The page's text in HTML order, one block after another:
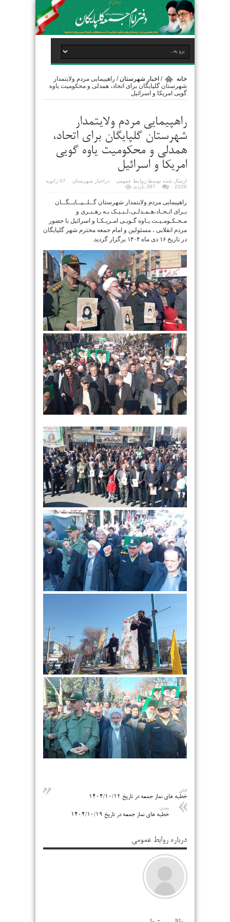
خانه / اخبار شهرستان/ راهپیمایی مردم ولایتمدار
شهرستان گلپایگان برای اتحاد، همدلی و محکومیت یاوه
گویی امریکا و اسرائیل
راهپیمایی مردم ولایتمدار
شهرستان گلپایگان برای اتحاد،
همدلی و محکومیت یاوه گویی
امریکا و اسرائیل
ارسال شده توسط:روابط عمومی در اخبار شهرستان
07 ژانویه
2026 ۰ 387 بازدید
راهپیمایی مردم ولایتمدار شهرستان گــلــپــایــگــان
بـرای اتـحـاد،هـمـدلـی،لـبـیـک بـه رهـبـری و
مـحـکـومـیـت یـاوه گـویـی امـریـکـا و اسرائیل با حضور
مردم انقلابی ، مسئولین و امام جمعه محترم شهر گلپایگان
در تاریخ ۱۶ دی ماه ۱۴۰۴ برگزار گردید.
قبلی
خطبه های نماز جمعه در تاریخ ۱۴۰۴/۱۰/۱۲
بعدی:
خطبه های نماز جمعه در تاریخ ۱۴۰۴/۱۰/۱۹
درباره روابط عمومی